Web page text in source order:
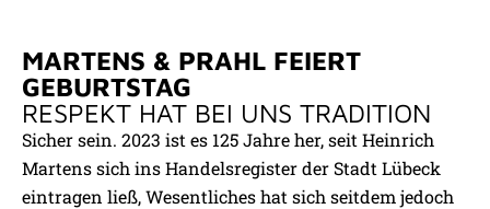
UNSERE BASIS FÜR DIE
ZUKUNFT:
125 JAHRE ALTE WERTE
Wer Werte absichern will, muss auch welche haben. Darum
bestimmen Werte unser Denken und Handeln auf allen
Ebenen.
MARTENS & PRAHL FEIERT
GEBURTSTAG
RESPEKT HAT BEI UNS TRADITION
Sicher sein. 2023 ist es 125 Jahre her, seit Heinrich
Martens sich ins Handelsregister der Stadt Lübeck
eintragen ließ, Wesentliches hat sich seitdem jedoch